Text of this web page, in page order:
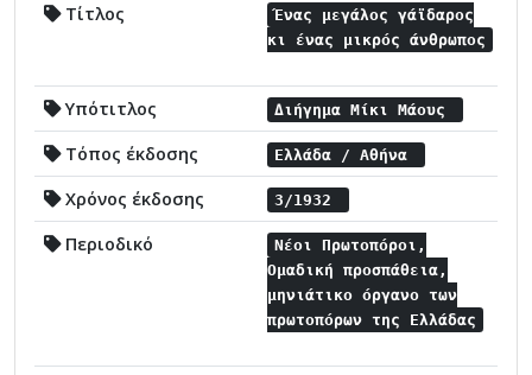
Τίτλος
Ένας μεγάλος γάϊδαρος
κι ένας μικρός άνθρωπος
Υπότιτλος Διήγημα Μίκι Μάους
Τόπος έκδοσης Ελλάδα / Αθήνα
Χρόνος έκδοσης 3/1932
Περιοδικό
Νέοι Πρωτοπόροι,
Ομαδική προσπάθεια,
μηνιάτικο όργανο των
πρωτοπόρων της Ελλάδας